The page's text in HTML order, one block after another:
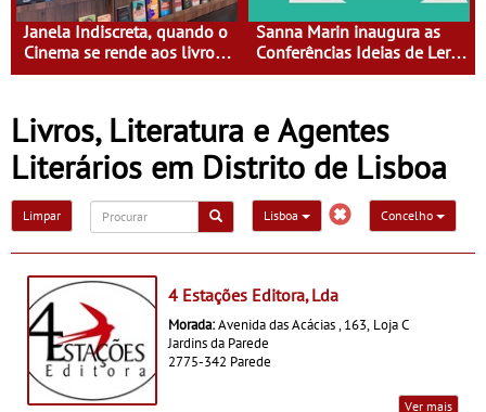
Janela Indiscreta, quando o
Cinema se rende aos livros -
Abertura em definitivo a
Sanna Marin inaugura as
Conferências Ideias de Ler,
em Lisboa - Antiga primeira-
convidada da primeira
edição do novo ciclo de
debates dedicado aos
grandes temas do nosso
tempo
Livros, Literatura e Agentes
Literários em Distrito de Lisboa
Limpar Lisboa Concelho
4 Estações Editora, Lda
Morada:Avenida das Acácias , 163, Loja C
Jardins da Parede
2775-342 Parede
Ver mais